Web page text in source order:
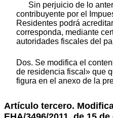
Sin perjuicio de lo
contribuyente por el
Residentes podrá
corresponda, mediante
autoridades fiscales del
Dos. Se modifica el
de residencia fiscal» que
figura en el anexo de la
Artículo tercero.